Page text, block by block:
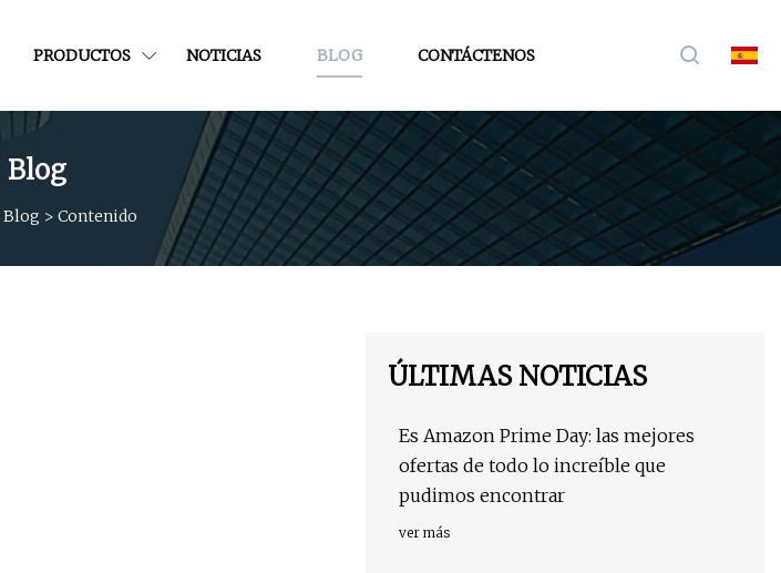
PRODUCTOS NOTICIAS BLOG CONTÁCTENOS
Blog
Blog > Contenido
ÚLTIMAS NOTICIAS
Es Amazon Prime Day: las mejores
ofertas de todo lo increíble que
pudimos encontrar
ver más